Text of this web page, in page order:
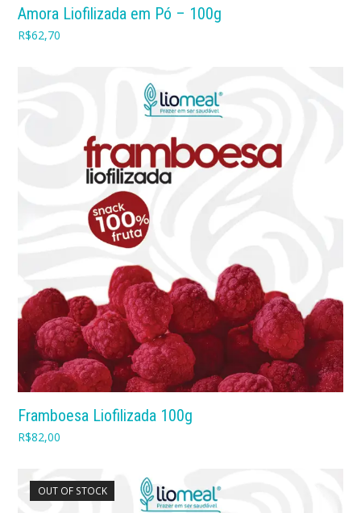
Amora Liofilizada em Pó – 100g
R$62,70
Framboesa Liofilizada 100g
R$82,00
OUT OF STOCK